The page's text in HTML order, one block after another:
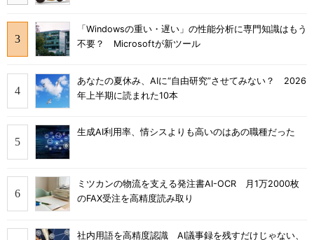
「Windowsの重い・遅い」の性能分析に専門知識はもう
不要？ Microsoftが新ツール
あなたの夏休み、AIに“自由研究”させてみない？ 2026
年上半期に読まれた10本
生成AI利用率、情シスよりも高いのはあの職種だった
ミツカンの物流を支える発注書AI-OCR 月1万2000枚
のFAX受注を高精度読み取り
社内用語を高精度認識 AI議事録を残すだけじゃない、